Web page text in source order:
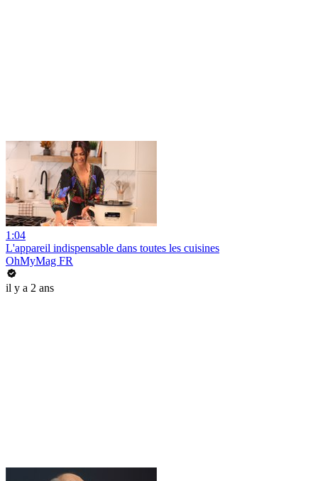
1:04
L'appareil indispensable dans toutes les cuisines
OhMyMag FR
il y a 2 ans